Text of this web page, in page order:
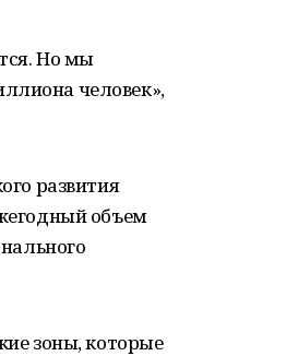
Но мы
человек»,
развития
объем
зоны, которые